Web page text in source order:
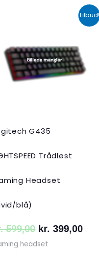
Tilbud!
G435
Trådløst
Headset
blå)
599,00
oprindelige
var:
kr. 599,00.
kr. 399,00
kr.
headset